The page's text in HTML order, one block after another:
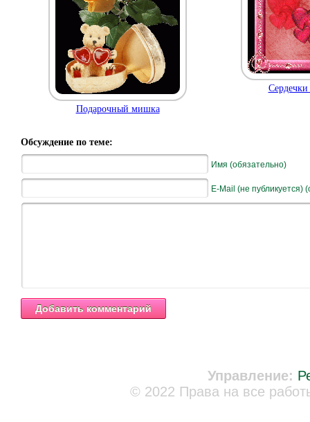
Подарочный мишка
Обсуждение по теме:
Имя (обязательно)
E-Mail (не публикуется)
Управление:
© 2022 Права на все